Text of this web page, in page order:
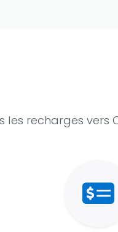
les recharges vers